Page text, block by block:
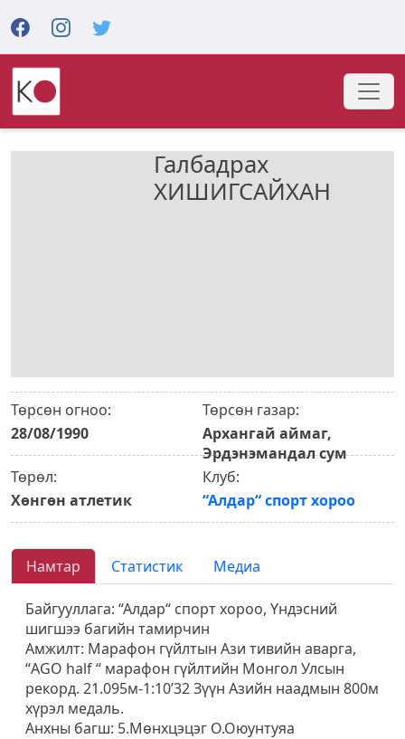
Галбадрах
ХИШИГСАЙХАН
Төрсөн огноо:
28/08/1990
Төрсөн газар:
Архангай аймаг,
Эрдэнэмандал сум
Төрөл:
Хөнгөн атлетик
Клуб:
“Алдар“ спорт хороо
Намтар Статистик Медиа
Байгууллага: “Алдар“ спорт хороо, Үндэсний
шигшээ багийн тамирчин
Амжилт: Марафон гүйлтын Ази тивийн аварга,
“AGO half “ марафон гүйлтийн Монгол Улсын
рекорд. 21.095м-1:10’32 Зүүн Азийн наадмын 800м
хүрэл медаль.
Анхны багш: 5.Мөнхцэцэг О.Оюунтуяа